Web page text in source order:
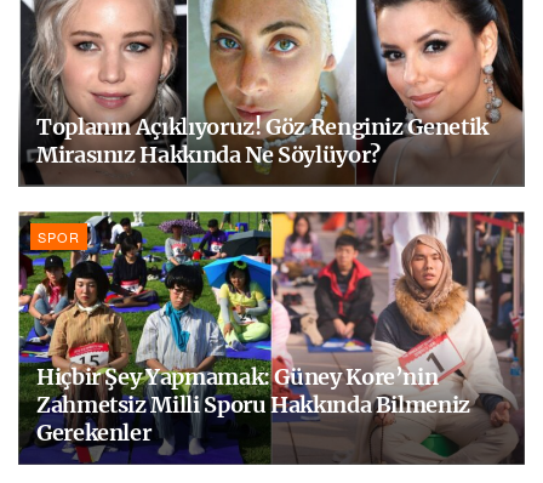
Toplanın Açıklıyoruz! Göz Renginiz Genetik
Mirasınız Hakkında Ne Söylüyor?
SPOR
Hiçbir Şey Yapmamak: Güney Kore’nin
Zahmetsiz Milli Sporu Hakkında Bilmeniz
Gerekenler